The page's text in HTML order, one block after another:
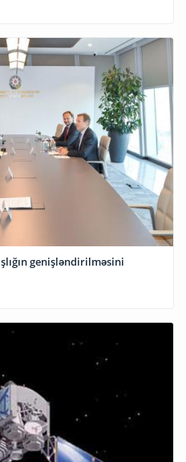
genişləndirilməsini